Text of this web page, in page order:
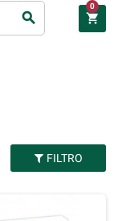
search shopping_cart
0
FILTRO